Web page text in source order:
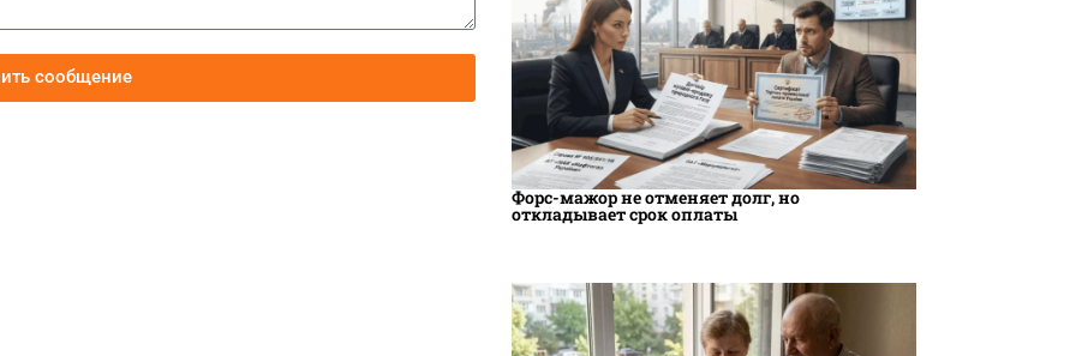
сообщение
Форс-мажор не отменяет долг, но
откладывает срок оплаты